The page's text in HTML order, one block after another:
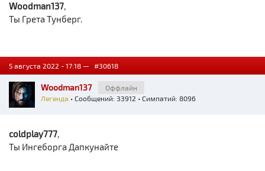
Woodman137,
Ты Грета Тунберг.
5 августа 2022 - 17:18 — #30618
Woodman137
Оффлайн
Легенда • Сообщений: 33912 • Симпатий: 8096
coldplay777,
Ты Ингеборга Дапкунайте